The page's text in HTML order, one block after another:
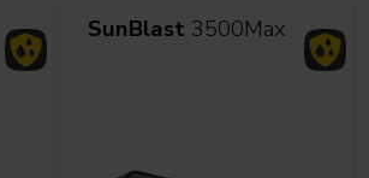
SunBlast 3500Max